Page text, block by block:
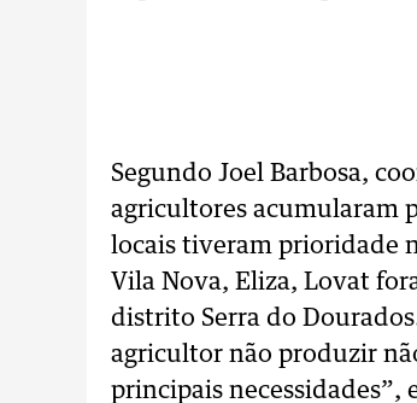
Segundo Joel Barbosa,
agricultores acumularam
locais tiveram prioridade
Vila Nova, Eliza, Lovat
distrito Serra do
agricultor não produzir
principais necessidades”,